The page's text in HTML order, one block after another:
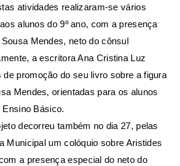
atividades realizaram-se vários
alunos do 9º ano, com a presença
Mendes, neto do cônsul
a escritora Ana Cristina Luz
promoção do seu livro sobre a figura
Mendes, orientadas para os alunos
Ensino Básico.
decorreu também no dia 27, pelas
Municipal um colóquio sobre Aristides
a presença especial do neto do